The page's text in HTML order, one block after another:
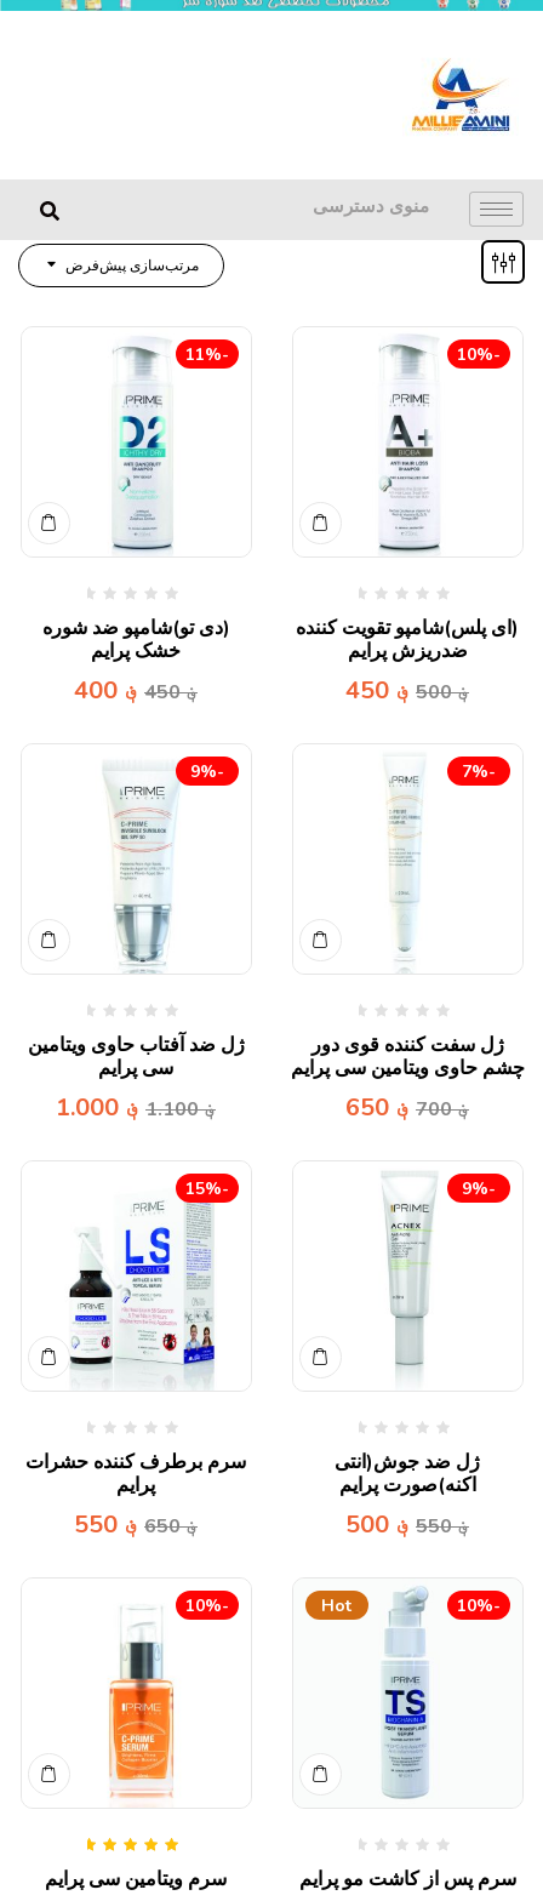
منوی دسترسی
مرتب‌سازی پیش‌فرض
-10%
(ای پلس)شامپو تقویت کننده
ضدریزش پرایم
؋500 ؋
-11%
(دی تو)شامپو ضد شوره
خشک پرایم
؋450 ؋
-7%
ژل سفت کننده قوی دور
چشم حاوی ویتامین سی پرایم
؋700 ؋
-9%
ژل ضد آفتاب حاوی ویتامین
سی پرایم
؋1.100 ؋
-9%
ژل ضد جوش(انتی
اکنه)صورت پرایم
؋550 ؋
-15%
سرم برطرف کننده حشرات
پرایم
؋650 ؋
Hot -10%
سرم پس از کاشت مو پرایم
-10%
امتیاز
سرم ویتامین سی پرایم